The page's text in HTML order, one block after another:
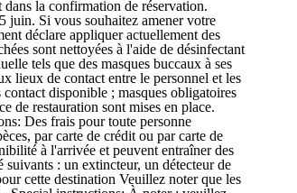
la confirmation de réservation.
juin. Si vous souhaitez amener votre
déclare appliquer actuellement des
sont nettoyées à l'aide de désinfectant
tels que des masques buccaux à ses
lieux de contact entre le personnel et les
disponible ; masques obligatoires
de restauration sont mises en place.
Des frais pour toute personne
par carte de crédit ou par carte de
à l'arrivée et peuvent entraîner des
suivants : un extincteur, un détecteur de
cette destination Veuillez noter que les